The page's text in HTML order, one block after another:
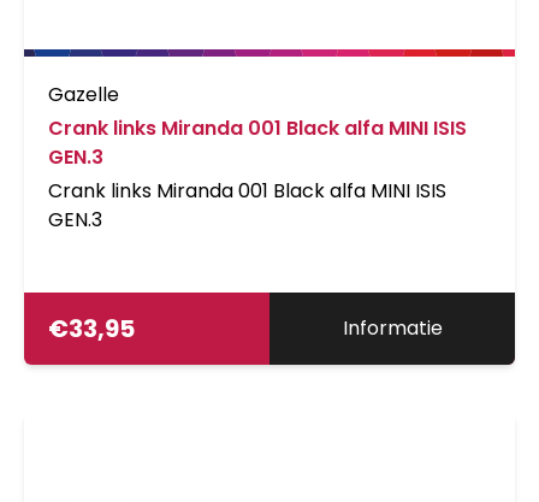
Gazelle
Crank links Miranda 001 Black alfa MINI ISIS
GEN.3
Crank links Miranda 001 Black alfa MINI ISIS
GEN.3
€33,95 Informatie